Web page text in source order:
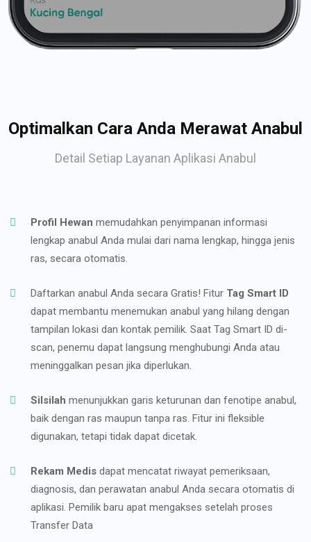
Optimalkan Cara Anda Merawat Anabul
Detail Setiap Layanan Aplikasi Anabul
Profil Hewan memudahkan penyimpanan informasi
lengkap anabul Anda mulai dari nama lengkap, hingga jenis
ras, secara otomatis.
Daftarkan anabul Anda secara Gratis! Fitur Tag Smart ID
dapat membantu menemukan anabul yang hilang dengan
tampilan lokasi dan kontak pemilik. Saat Tag Smart ID di-
scan, penemu dapat langsung menghubungi Anda atau
meninggalkan pesan jika diperlukan.
Silsilah menunjukkan garis keturunan dan fenotipe anabul,
baik dengan ras maupun tanpa ras. Fitur ini fleksible
digunakan, tetapi tidak dapat dicetak.
Rekam Medis dapat mencatat riwayat pemeriksaan,
diagnosis, dan perawatan anabul Anda secara otomatis di
aplikasi. Pemilik baru apat mengakses setelah proses
Transfer Data